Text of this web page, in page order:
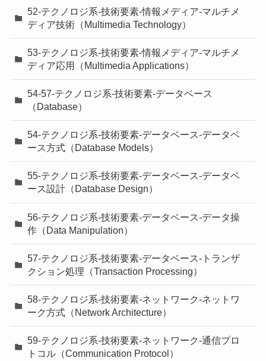
52-テクノロジ系-技術要素-情報メディア-マルチメ
ディア技術（Multimedia Technology）
53-テクノロジ系-技術要素-情報メディア-マルチメ
ディア応用（Multimedia Applications）
54-57-テクノロジ系-技術要素-データベース
（Database）
54-テクノロジ系-技術要素-データベース-データベ
ース方式（Database Models）
55-テクノロジ系-技術要素-データベース-データベ
ース設計（Database Design）
56-テクノロジ系-技術要素-データベース-データ操
作（Data Manipulation）
57-テクノロジ系-技術要素-データベース-トランザ
クション処理（Transaction Processing）
58-テクノロジ系-技術要素-ネットワーク-ネットワ
ーク方式（Network Architecture）
59-テクノロジ系-技術要素-ネットワーク-通信プロ
トコル（Communication Protocol）